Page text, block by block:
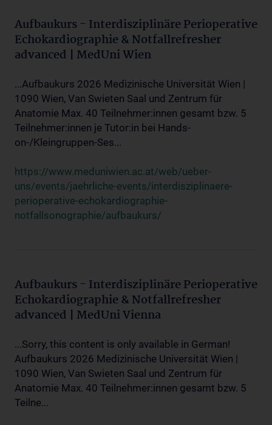
Aufbaukurs - Interdisziplinäre Perioperative
Echokardiographie & Notfallrefresher
advanced | MedUni Wien
...Aufbaukurs 2026 Medizinische Universität Wien |
1090 Wien, Van Swieten Saal und Zentrum für
Anatomie Max. 40 Teilnehmer:innen gesamt bzw. 5
Teilnehmer:innen je Tutor:in bei Hands-
on-/Kleingruppen-Ses...
https://www.meduniwien.ac.at/web/ueber-
uns/events/jaehrliche-events/interdisziplinaere-
perioperative-echokardiographie-
notfallsonographie/aufbaukurs/
Aufbaukurs - Interdisziplinäre Perioperative
Echokardiographie & Notfallrefresher
advanced | MedUni Vienna
...Sorry, this content is only available in German!
Aufbaukurs 2026 Medizinische Universität Wien |
1090 Wien, Van Swieten Saal und Zentrum für
Anatomie Max. 40 Teilnehmer:innen gesamt bzw. 5
Teilne...